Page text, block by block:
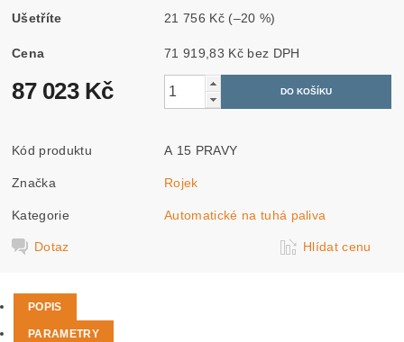
Ušetříte 21 756 Kč (–20 %)
Cena 71 919,83 Kč bez DPH
87 023 Kč
Kód produktu A 15 PRAVY
Značka Rojek
Kategorie Automatické na tuhá paliva
Dotaz Hlídat cenu
POPIS
PARAMETRY